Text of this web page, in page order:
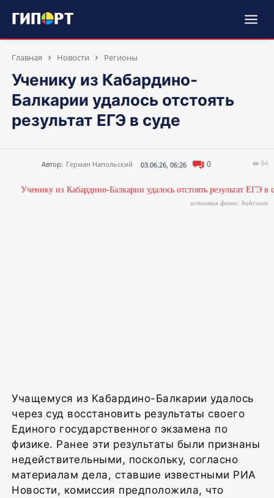
Главная Новости Регионы
Ученику из Кабардино-
Балкарии удалось отстоять
результат ЕГЭ в суде
Автор: Герман Напольский 03.06.26, 06:26 0 84
источник фото: habr.com
Учащемуся из Кабардино-Балкарии удалось
через суд восстановить результаты своего
Единого государственного экзамена по
физике. Ранее эти результаты были признаны
недействительными, поскольку, согласно
материалам дела, ставшие известными РИА
Новости, комиссия предположила, что